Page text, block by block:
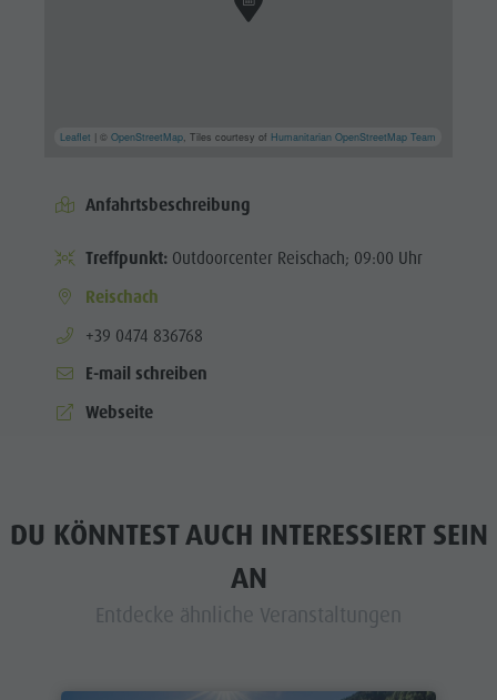
Leaflet | ©OpenStreetMap, Tiles courtesy of Humanitarian OpenStreetMap Team
Anfahrtsbeschreibung
Treffpunkt: Outdoorcenter Reischach; 09:00 Uhr
Reischach
aria.phone:
+39 0474 836768
E-mail schreiben
Webseite
DU KÖNNTEST AUCH INTERESSIERT SEIN
AN
Entdecke ähnliche Veranstaltungen